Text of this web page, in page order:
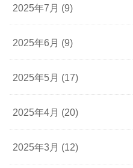
2025年7月 (9)
2025年6月 (9)
2025年5月 (17)
2025年4月 (20)
2025年3月 (12)